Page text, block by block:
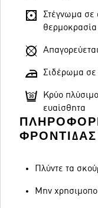
Στέγνωμα σε
θερμοκρασία
Σιδέρωμα σε
Κρύο
ευαίσθητα
ΦΡΟΝΤΊΔΑΣ
Πλύντε τα
Μην